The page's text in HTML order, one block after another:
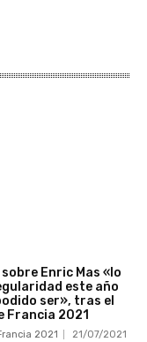
sobre Enric Mas «lo
este año
ser», tras el
Francia 2021
2021 21/07/2021